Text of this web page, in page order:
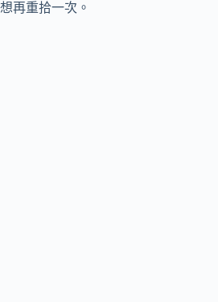
想再重拾一次。